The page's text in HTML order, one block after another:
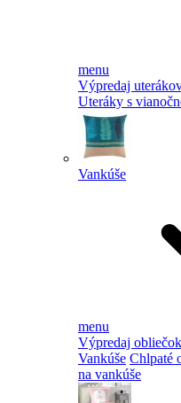
menu
Výpredaj
Uteráky s
Vankúše
menu
Výpredaj
Vankúše Chlpaté
na vankúše